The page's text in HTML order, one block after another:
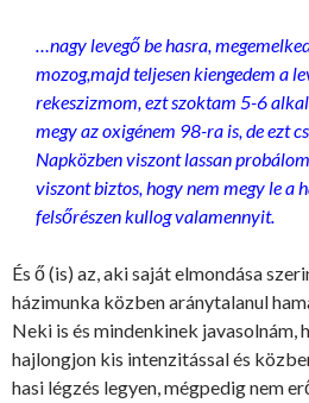
…nagy levegő be hasra,
mozog,majd teljesen kiengedem a
rekeszizmom, ezt szoktam 5-6
megy az oxigénem 98-ra is, de ezt
Napközben viszont lassan
viszont biztos, hogy nem megy le a
felsőrészen kullog valamennyit.
És ő (is) az, aki saját elmondása
házimunka közben aránytalanul
Neki is és mindenkinek javasolnám,
hajlongjon kis intenzitással és
hasi légzés legyen, mégpedig nem